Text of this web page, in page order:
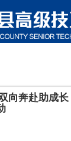
向奔赴助成